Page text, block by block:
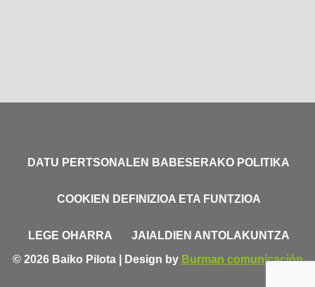
DATU PERTSONALEN BABESERAKO POLITIKA
COOKIEN DEFINIZIOA ETA FUNTZIOA
LEGE OHARRA
JAIALDIEN ANTOLAKUNTZA
© 2026 Baiko Pilota | Design by Burman comunicación